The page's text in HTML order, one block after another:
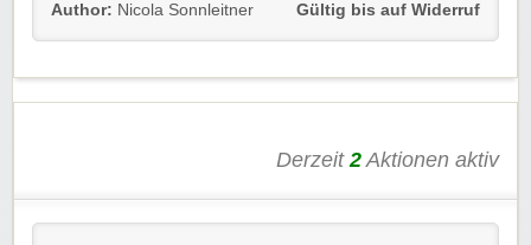
Author: Nicola Sonnleitner
Gültig bis auf Widerruf
Derzeit2Aktionen aktiv